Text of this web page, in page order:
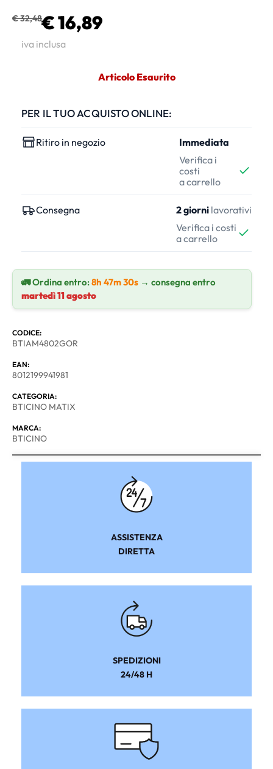
€ 32,48€ 16,89
iva inclusa
Articolo Esaurito
PER IL TUO ACQUISTO ONLINE:
Ritiro in negozio
Immediata
Verifica i
costi
a carrello
Consegna 2 giorni lavorativi
Verifica i costi
a carrello
🚛 Ordina entro:8h 47m 30s → consegna entro
martedì 11 agosto
CODICE:
BTIAM4802GOR
EAN:
8012199941981
CATEGORIA:
BTICINO MATIX
MARCA:
BTICINO
ASSISTENZA
DIRETTA
SPEDIZIONI
24/48 H